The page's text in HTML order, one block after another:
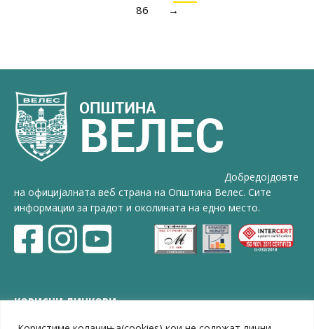
86
→
Добредојдовте
на официјалната веб страна на Општина Велес. Сите
информации за градот и околината на едно место.
КОРИСНИ ЛИНКОВИ